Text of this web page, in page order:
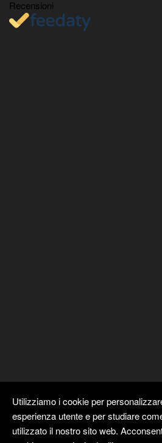
Recensioni
Utilizziamo i cookie per
esperienza utente e per studiare
utilizzato il nostro sito web.